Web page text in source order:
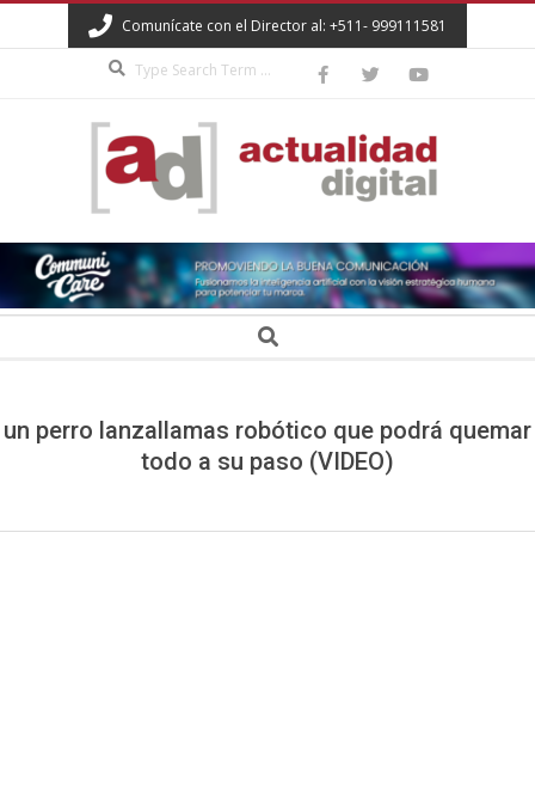
to
Comunícate con el Director al: +511- 999111581
ACTUALIDAD
DIGITAL Search
un perro lanzallamas robótico que podrá quemar
todo a su paso (VIDEO)